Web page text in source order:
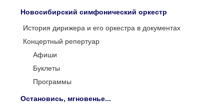
Новосибирский симфонический оркестр
История дирижера и его оркестра в документах
Концертный репертуар
Афиши
Буклеты
Программы
Остановись, мгновенье...